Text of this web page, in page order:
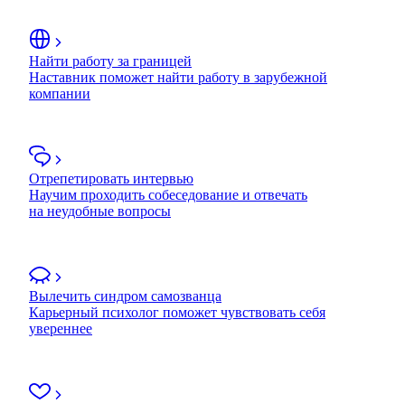
Найти работу за границей
Наставник поможет найти работу в зарубежной
компании
Отрепетировать интервью
Научим проходить собеседование и отвечать
на неудобные вопросы
Вылечить синдром самозванца
Карьерный психолог поможет чувствовать себя
увереннее